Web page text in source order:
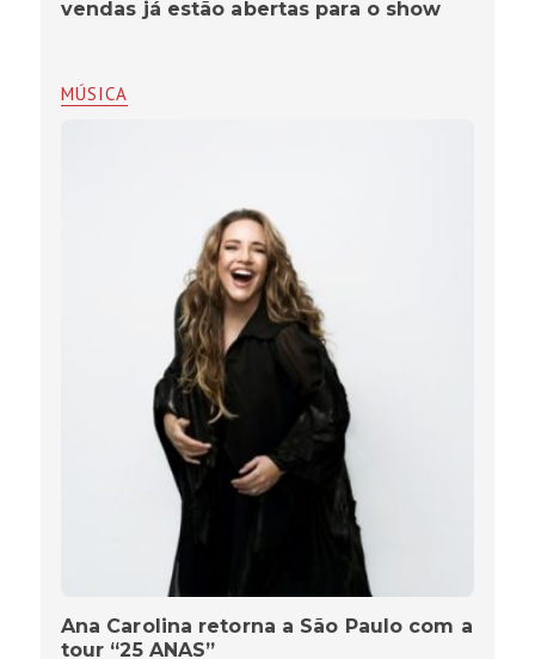
vendas já estão abertas para o show
MÚSICA
Ana Carolina retorna a São Paulo com a
tour “25 ANAS”